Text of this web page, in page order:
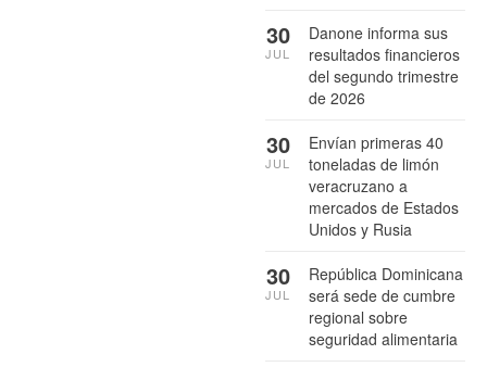
Danone informa sus
resultados financieros
del segundo trimestre
de 2026
30
JUL
Envían primeras 40
toneladas de limón
veracruzano a
mercados de Estados
Unidos y Rusia
30
JUL
República Dominicana
será sede de cumbre
regional sobre
seguridad alimentaria
30
JUL